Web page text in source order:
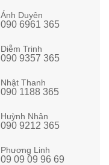
Ánh Duyên
090 6961 365
Diễm Trinh
090 9357 365
Nhật Thanh
090 1188 365
Huỳnh Nhân
090 9212 365
Phương Linh
09 09 09 96 69